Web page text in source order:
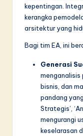
kepentingan.
kerangka
arsitektur yang
Bagi tim EA, ini
Generasi
menganalisis
bisnis, dan
pandang
Strategis’,
mengurangi
keselarasan